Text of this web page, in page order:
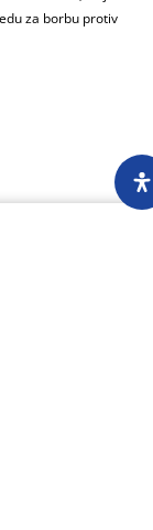
za borbu protiv